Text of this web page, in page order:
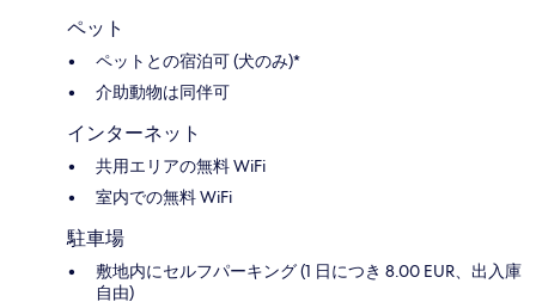
ペット
ペットとの宿泊可 (犬のみ)*
介助動物は同伴可
インターネット
共用エリアの無料 WiFi
室内での無料 WiFi
駐車場
敷地内にセルフパーキング (1 日につき 8.00 EUR、出入庫
自由)